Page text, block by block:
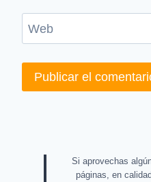
Web
Si aprovechas
páginas, en